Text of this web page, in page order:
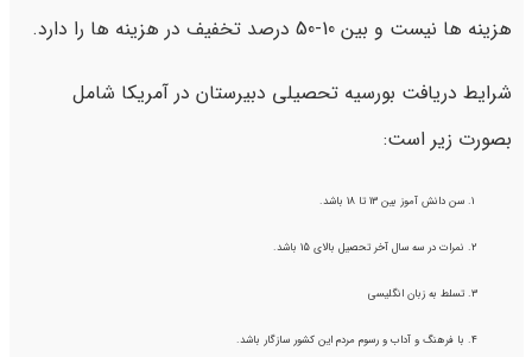
هزینه ها نیست و بین 10-50 درصد تخفیف در هزینه ها را دارد.
شرایط دریافت بورسیه تحصیلی دبیرستان در آمریکا شامل
بصورت زیر است:
سن دانش آموز بین 13 تا 18 باشد.
نمرات در سه سال آخر تحصیل بالای 15 باشد.
تسلط به زبان انگلیسی
با فرهنگ و آداب و رسوم مردم این کشور سازگار باشد.